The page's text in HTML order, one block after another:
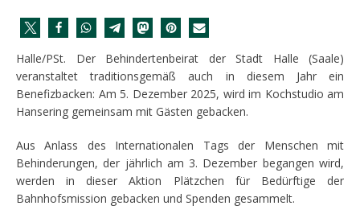
Halle/PSt. Der Behindertenbeirat der Stadt Halle (Saale)
veranstaltet traditionsgemäß auch in diesem Jahr ein
Benefizbacken: Am 5. Dezember 2025, wird im Kochstudio am
Hansering gemeinsam mit Gästen gebacken.
Aus Anlass des Internationalen Tags der Menschen mit
Behinderungen, der jährlich am 3. Dezember begangen wird,
werden in dieser Aktion Plätzchen für Bedürftige der
Bahnhofsmission gebacken und Spenden gesammelt.